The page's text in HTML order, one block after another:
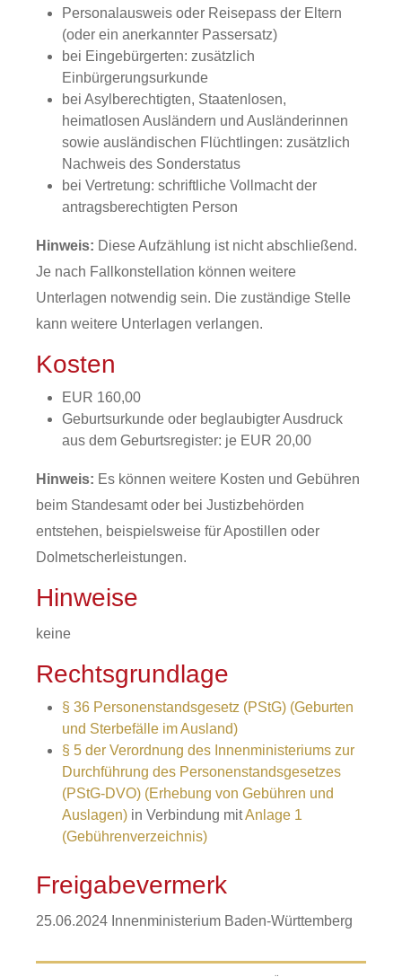
Personalausweis oder Reisepass der Eltern
(oder ein anerkannter Passersatz)
bei Eingebürgerten: zusätzlich
Einbürgerungsurkunde
bei Asylberechtigten, Staatenlosen,
heimatlosen Ausländern und Ausländerinnen
sowie ausländischen Flüchtlingen: zusätzlich
Nachweis des Sonderstatus
bei Vertretung: schriftliche Vollmacht der
antragsberechtigten Person
Hinweis: Diese Aufzählung ist nicht abschließend.
Je nach Fallkonstellation können weitere
Unterlagen notwendig sein. Die zuständige Stelle
kann weitere Unterlagen verlangen.
Kosten
EUR 160,00
Geburtsurkunde oder beglaubigter Ausdruck
aus dem Geburtsregister: je EUR 20,00
Hinweis: Es können weitere Kosten und Gebühren
beim Standesamt oder bei Justizbehörden
entstehen, beispielsweise für Apostillen oder
Dolmetscherleistungen.
Hinweise
keine
Rechtsgrundlage
§ 36 Personenstandsgesetz (PStG) (Geburten
und Sterbefälle im Ausland)
§ 5 der Verordnung des Innenministeriums zur
Durchführung des Personenstandsgesetzes
(PStG-DVO) (Erhebung von Gebühren und
Auslagen)in Verbindung mitAnlage 1
(Gebührenverzeichnis)
Freigabevermerk
25.06.2024 Innenministerium Baden-Württemberg